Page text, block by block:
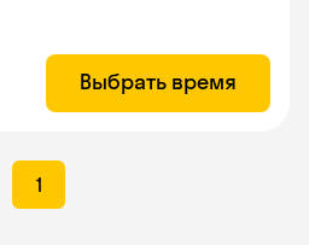
Выбрать время
1